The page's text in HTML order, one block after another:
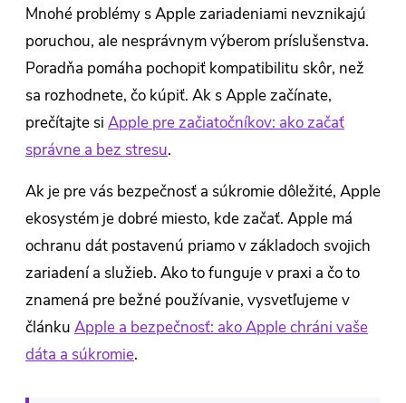
Mnohé problémy s Apple zariadeniami nevznikajú
poruchou, ale nesprávnym výberom príslušenstva.
Poradňa pomáha pochopiť kompatibilitu skôr, než
sa rozhodnete, čo kúpiť. Ak s Apple začínate,
prečítajte si Apple pre začiatočníkov: ako začať
správne a bez stresu.
Ak je pre vás bezpečnosť a súkromie dôležité, Apple
ekosystém je dobré miesto, kde začať. Apple má
ochranu dát postavenú priamo v základoch svojich
zariadení a služieb. Ako to funguje v praxi a čo to
znamená pre bežné používanie, vysvetľujeme v
článku Apple a bezpečnosť: ako Apple chráni vaše
dáta a súkromie.